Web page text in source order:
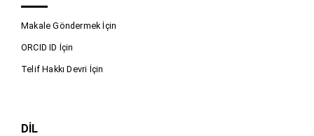
Makale Göndermek İçin
ORCID ID İçin
Telif Hakkı Devri İçin
DIL